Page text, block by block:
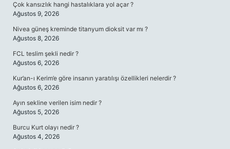
Çok kansızlık hangi hastalıklara yol açar ?
Ağustos 9, 2026
Nivea güneş kreminde titanyum dioksit var mı ?
Ağustos 8, 2026
FCL teslim şekli nedir ?
Ağustos 6, 2026
Kur’an-ı Kerim’e göre insanın yaratılışı özellikleri nelerdir ?
Ağustos 6, 2026
Ayın sekline verilen isim nedir ?
Ağustos 5, 2026
Burcu Kurt olayı nedir ?
Ağustos 4, 2026